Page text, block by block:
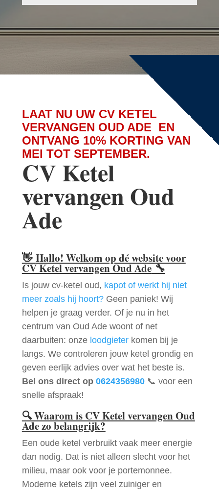
LAAT NU UW CV KETEL
VERVANGEN OUD ADE EN
ONTVANG 10% KORTING VAN
MEI TOT SEPTEMBER.
CV Ketel
vervangen Oud
Ade
👋 Hallo! Welkom op dé website voor
CV Ketel vervangen Oud Ade🔧
Is jouw cv-ketel oud, kapot of werkt hij niet
meer zoals hij hoort?Geen paniek! Wij
helpen je graag verder. Of je nu in het
centrum van Oud Ade woont of net
daarbuiten: onze loodgieterkomen bij je
langs. We controleren jouw ketel grondig en
geven eerlijk advies over wat het beste is.
Bel ons direct op 0624356980📞 voor een
snelle afspraak!
🔍Waarom is CV Ketel vervangen Oud
Ade zo belangrijk?
Een oude ketel verbruikt vaak meer energie
dan nodig. Dat is niet alleen slecht voor het
milieu, maar ook voor je portemonnee.
Moderne ketels zijn veel zuiniger en